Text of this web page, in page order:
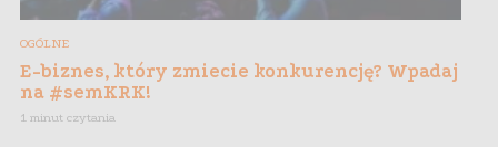
OGÓLNE
E-biznes, który zmiecie konkurencję? Wpadaj
na #semKRK!
1 minut czytania